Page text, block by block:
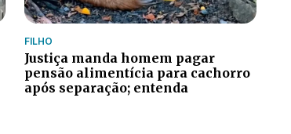
FILHO
Justiça manda homem pagar
pensão alimentícia para cachorro
após separação; entenda